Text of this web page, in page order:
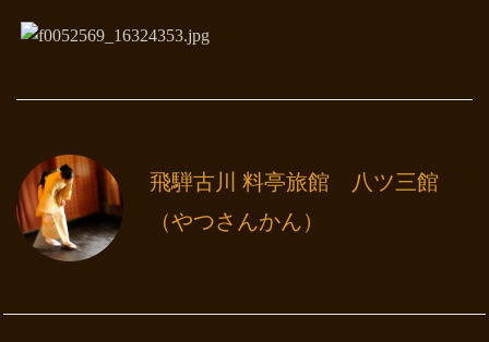
飛騨古川 料亭旅館 八ツ三館
（やつさんかん）